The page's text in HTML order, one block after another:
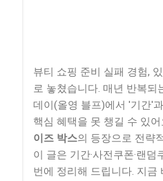
뷰티 쇼핑 준비 실패 경험,
로 놓쳤습니다. 매년 반복되
데이(올영 블프)에서 '기간'
핵심 혜택을 못 챙길 수 있
이즈 박스의 등장으로 전략
이 글은 기간·사전쿠폰·랜
번에 정리해 드립니다. 지금